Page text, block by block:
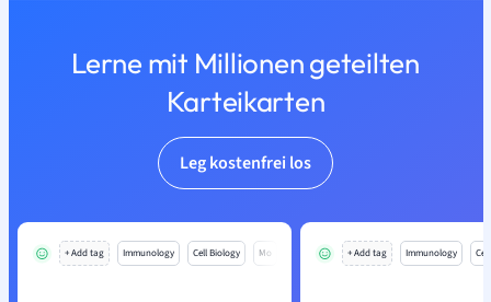
Lerne mit Millionen geteilten
Karteikarten
Leg kostenfrei los
+ Add tag Immunology Cell Biology Mo + Add tag Immunology